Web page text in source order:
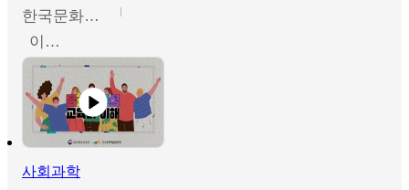
한국문화예술교육진흥원
이성민
사회과학